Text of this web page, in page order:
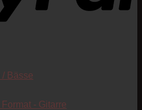
/ Bässe
- Gitarre